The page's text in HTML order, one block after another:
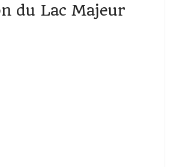
du Lac Majeur